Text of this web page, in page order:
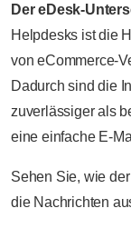
Der eDesk-
Helpdesks ist die
von eCommerce-
Dadurch sind die
zuverlässiger als
eine einfache E-
Sehen Sie, wie der
die Nachrichten